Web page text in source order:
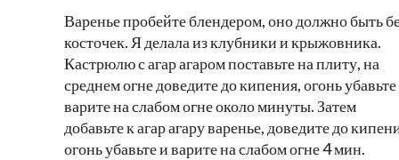
Варенье пробейте блендером, оно должно быть
косточек. Я делала из клубники и крыжовника.
Кастрюлю с агар агаром поставьте на плиту, на
среднем огне доведите до кипения, огонь
варите на слабом огне около минуты. Затем
добавьте к агар агару варенье, доведите до
огонь убавьте и варите на слабом огне 4 мин.